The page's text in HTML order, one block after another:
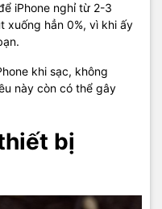
iPhone nghỉ từ 2-3
xuống hẳn 0%, vì khi ấy
khi sạc, không
này còn có thể gây
bị